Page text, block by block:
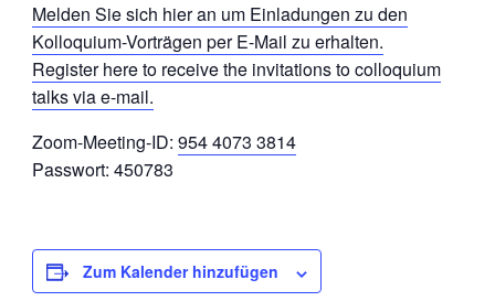
Melden Sie sich hier an um Einladungen zu den
Kolloquium-Vorträgen per E-Mail zu erhalten.
Register here to receive the invitations to colloquium
talks via e-mail.
Zoom-Meeting-ID: 954 4073 3814
Passwort: 450783
Zum Kalender hinzufügen